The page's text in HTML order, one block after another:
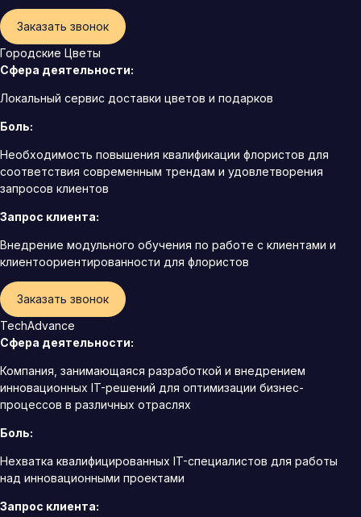
Заказать звонок
Городские Цветы
Сфера деятельности:
Локальный сервис доставки цветов и подарков
Боль:
Необходимость повышения квалификации флористов для
соответствия современным трендам и удовлетворения
запросов клиентов
Запрос клиента:
Внедрение модульного обучения по работе с клиентами и
клиентоориентированности для флористов
Заказать звонок
TechAdvance
Сфера деятельности:
Компания, занимающаяся разработкой и внедрением
инновационных IT-решений для оптимизации бизнес-
процессов в различных отраслях
Боль:
Нехватка квалифицированных IT-специалистов для работы
над инновационными проектами
Запрос клиента: